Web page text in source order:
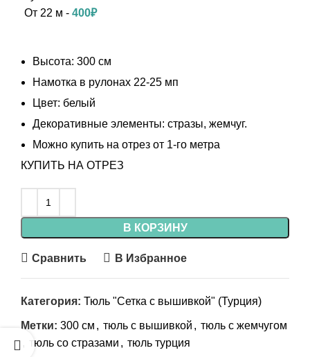
От 22 м - 400₽
Высота: 300 см
Намотка в рулонах 22-25 мп
Цвет: белый
Декоративные элементы: стразы, жемчуг.
Можно купить на отрез от 1-го метра
КУПИТЬ НА ОТРЕЗ
В КОРЗИНУ
Сравнить В Избранное
Категория: Тюль "Сетка с вышивкой" (Турция)
Метки: 300 см , тюль с вышивкой , тюль с жемчугом
, тюль со стразами , тюль турция